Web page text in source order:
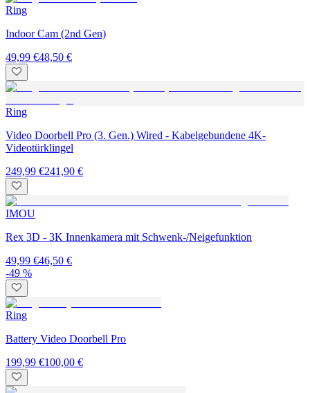
Ring
Indoor Cam (2nd Gen)
49,99 €48,50 €
Ring
Video Doorbell Pro (3. Gen.) Wired - Kabelgebundene 4K-
Videotürklingel
249,99 €241,90 €
IMOU
Rex 3D - 3K Innenkamera mit Schwenk-/Neigefunktion
49,99 €46,50 €
-49 %
Ring
Battery Video Doorbell Pro
199,99 €100,00 €